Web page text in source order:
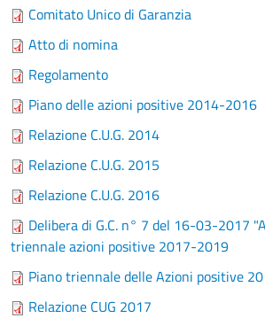
Comitato Unico di Garanzia
Atto di nomina
Regolamento
Piano delle azioni positive 2014-2016
Relazione C.U.G. 2014
Relazione C.U.G. 2015
Relazione C.U.G. 2016
Delibera di G.C. n° 7 del 16-03-2017
triennale azioni positive 2017-2019
Piano triennale delle Azioni positive
Relazione CUG 2017